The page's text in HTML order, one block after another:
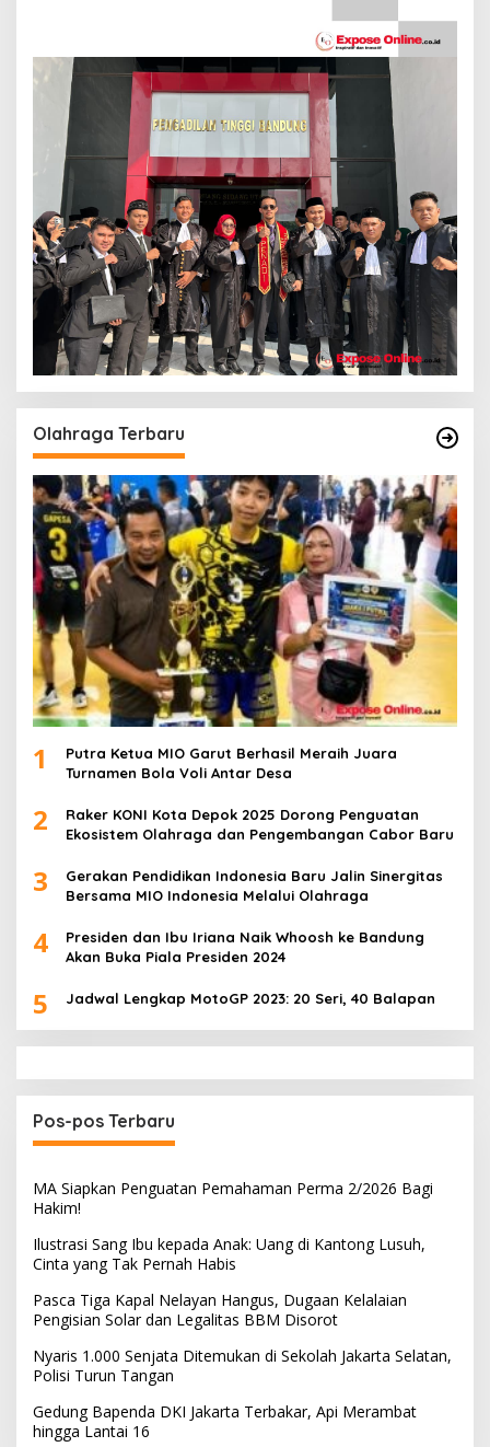
Olahraga Terbaru
1
Putra Ketua MIO Garut Berhasil Meraih Juara
Turnamen Bola Voli Antar Desa
2
Raker KONI Kota Depok 2025 Dorong Penguatan
Ekosistem Olahraga dan Pengembangan Cabor Baru
3
Gerakan Pendidikan Indonesia Baru Jalin Sinergitas
Bersama MIO Indonesia Melalui Olahraga
4
Presiden dan Ibu Iriana Naik Whoosh ke Bandung
Akan Buka Piala Presiden 2024
5 Jadwal Lengkap MotoGP 2023: 20 Seri, 40 Balapan
Pos-pos Terbaru
MA Siapkan Penguatan Pemahaman Perma 2/2026 Bagi
Hakim!
Ilustrasi Sang Ibu kepada Anak: Uang di Kantong Lusuh,
Cinta yang Tak Pernah Habis
Pasca Tiga Kapal Nelayan Hangus, Dugaan Kelalaian
Pengisian Solar dan Legalitas BBM Disorot
Nyaris 1.000 Senjata Ditemukan di Sekolah Jakarta Selatan,
Polisi Turun Tangan
Gedung Bapenda DKI Jakarta Terbakar, Api Merambat
hingga Lantai 16